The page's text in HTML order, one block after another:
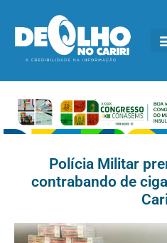
Polícia Militar
contrabando de